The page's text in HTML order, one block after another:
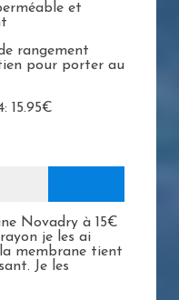
et
rangement
pour porter au
15.95€
Novadry à 15€
je les ai
membrane tient
Je les